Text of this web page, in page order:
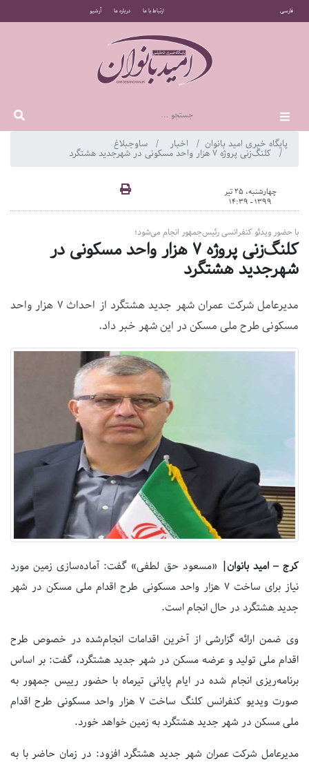
فارسی ارتباط با ما درباره ما آرشیو
پایگاه خبری امید بانوان اخبار ساوجبلاغ
کلنگ‌زنی پروژه ۷ هزار واحد مسکونی در شهرجدید هشتگرد
چهارشنبه، 25 تیر
1399 - 14:39
با حضور ویدئو کنفرانسی رئیس‌جمهور انجام می‌شود؛
کلنگ‌زنی پروژه ۷ هزار واحد مسکونی در
شهرجدید هشتگرد
مدیرعامل شرکت عمران شهر جدید هشتگرد از احداث ۷ هزار واحد
مسکونی طرح ملی مسکن در این شهر خبر داد.
کرج – امید بانوان| «مسعود حق لطفی» گفت: آماده‌سازی زمین مورد
نیاز برای ساخت ۷ هزار واحد مسکونی طرح اقدام ملی مسکن در شهر
جدید هشتگرد در حال انجام است.
وی ضمن ارائه گزارشی از آخرین اقدامات انجام‌شده در خصوص طرح
اقدام ملی تولید و عرضه مسکن در شهر جدید هشتگرد، گفت: بر اساس
برنامه‌ریزی انجام شده در ایام پایانی تیرماه با حضور رییس جمهور به
صورت ویدیو کنفرانس کلنگ ساخت ۷ هزار واحد مسکونی طرح اقدام
ملی مسکن در شهر جدید هشتگرد به زمین خواهد خورد.
مدیرعامل شرکت عمران شهر جدید هشتگرد افزود: در زمان حاضر با به